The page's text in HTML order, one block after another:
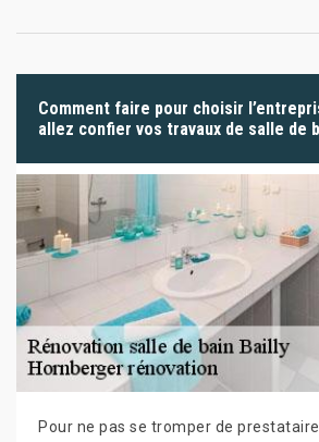
Comment faire pour choisir
allez confier vos travaux de salle de
Pour ne pas se tromper de